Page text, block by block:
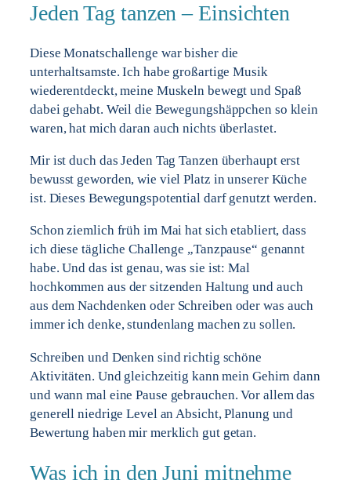
Jeden Tag tanzen – Einsichten
Diese Monatschallenge war bisher die
unterhaltsamste. Ich habe großartige Musik
wiederentdeckt, meine Muskeln bewegt und Spaß
dabei gehabt. Weil die Bewegungshäppchen so klein
waren, hat mich daran auch nichts überlastet.
Mir ist duch das Jeden Tag Tanzen überhaupt erst
bewusst geworden, wie viel Platz in unserer Küche
ist. Dieses Bewegungspotential darf genutzt werden.
Schon ziemlich früh im Mai hat sich etabliert, dass
ich diese tägliche Challenge „Tanzpause“ genannt
habe. Und das ist genau, was sie ist: Mal
hochkommen aus der sitzenden Haltung und auch
aus dem Nachdenken oder Schreiben oder was auch
immer ich denke, stundenlang machen zu sollen.
Schreiben und Denken sind richtig schöne
Aktivitäten. Und gleichzeitig kann mein Gehirn dann
und wann mal eine Pause gebrauchen. Vor allem das
generell niedrige Level an Absicht, Planung und
Bewertung haben mir merklich gut getan.
Was ich in den Juni mitnehme